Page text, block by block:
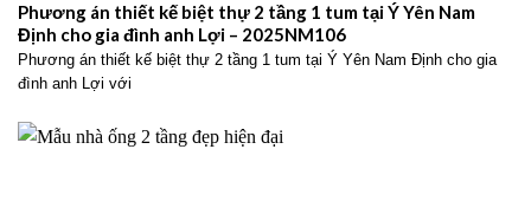
Phương án thiết kế biệt thự 2 tầng 1 tum tại Ý Yên Nam
Định cho gia đình anh Lợi – 2025NM106
Phương án thiết kế biệt thự 2 tầng 1 tum tại Ý Yên Nam Định cho gia
đình anh Lợi với